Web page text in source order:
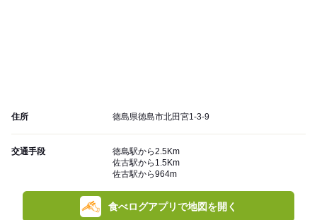
住所 徳島県徳島市北田宮1-3-9
交通手段
徳島駅から2.5Km
佐古駅から1.5Km
佐古駅から964m
食べログアプリで地図を開く